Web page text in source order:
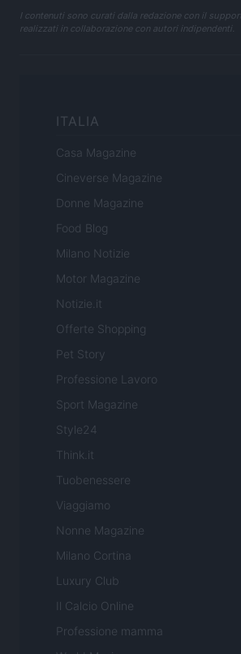
I contenuti sono curati dalla redazione con il
realizzati in collaborazione con autori indipendenti.
ITALIA
Casa Magazine
Cineverse Magazine
Donne Magazine
Food Blog
Milano Notizie
Motor Magazine
Notizie.it
Offerte Shopping
Pet Story
Professione Lavoro
Sport Magazine
Style24
Think.it
Tuobenessere
Viaggiamo
Nonne Magazine
Milano Cortina
Luxury Club
Il Calcio Online
Professione mamma